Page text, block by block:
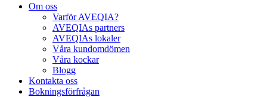
Om oss
Varför AVEQIA?
AVEQIAs partners
AVEQIAs lokaler
Våra kundomdömen
Våra kockar
Blogg
Kontakta oss
Bokningsförfrågan